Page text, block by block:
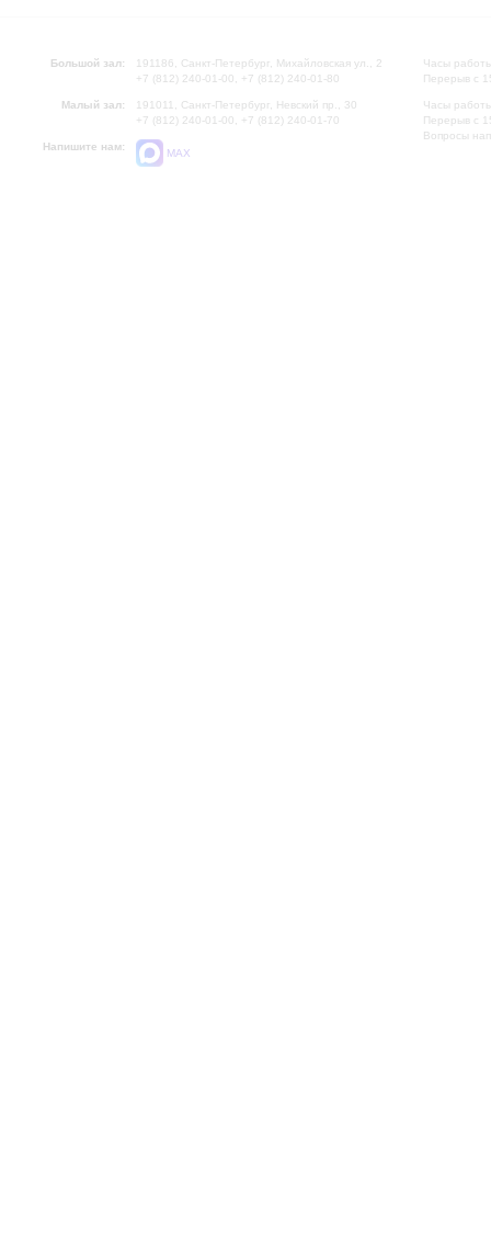
Большой зал:
191186, Санкт-Петербург, Михайловская ул., 2
+7 (812) 240-01-00, +7 (812) 240-01-80
Малый зал:
191011, Санкт-Петербург, Невский пр., 30
+7 (812) 240-01-00, +7 (812) 240-01-70
Напишите нам:
MAX
Часы
Перерыв с
Часы
Перерыв с
Вопросы